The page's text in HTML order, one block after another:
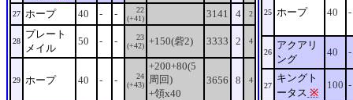
27 ホープ 40 - -
22
(+41)
3141 4 2
28
プレート
メイル
50 - -
23
(+42) +150(砦2) 3333 2 4
29 ホープ 40 - -
24
(+43)
+200+80(5
周回)
+領x40
3656 8 4
25 ホープ 40 -
26
アクアリ
ング
40 -
27
キングト
ータス ※
100 -